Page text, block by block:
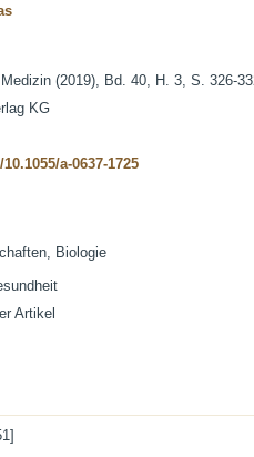
(2019), Bd. 40, H. 3, S. 326-
KG
a-0637-1725
Biologie
Artikel